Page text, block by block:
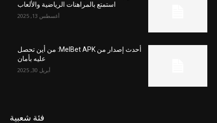
استمتع بالمراهنات الرياضية والألعاب
أغسطس 13, 2025
أحدث إصدار من MelBet APK: من أين تحصل
عليه بأمان
أبريل 30, 2025
فئة شعبية